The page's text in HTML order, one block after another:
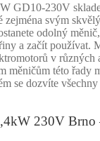
GD10-230V
svým
odolný
a začít používat.
v různých
měničům této řady
se dozvíte
230V Brno